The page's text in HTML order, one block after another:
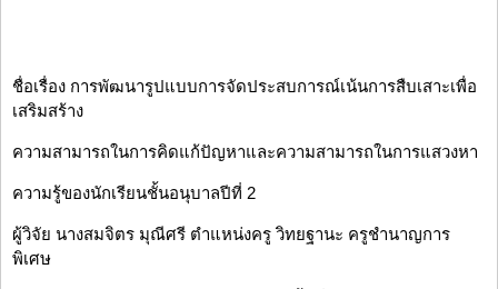
ชื่อเรื่อง การพัฒนารูปแบบการจัดประสบการณ์เน้นการสืบเสาะเพื่อ
เสริมสร้าง
ความสามารถในการคิดแก้ปัญหาและความสามารถในการแสวงหา
ความรู้ของนักเรียนชั้นอนุบาลปีที่ 2
ผู้วิจัย นางสมจิตร มุณีศรี ตำแหน่งครู วิทยฐานะ ครูชำนาญการ
พิเศษ